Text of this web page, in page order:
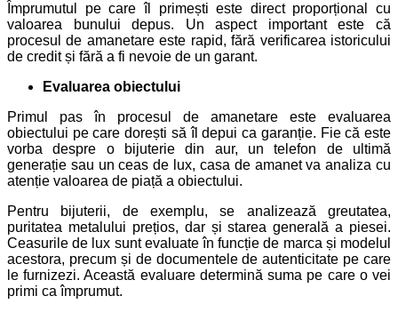
Împrumutul pe care îl primești este direct proporțional cu
valoarea bunului depus. Un aspect important este că
procesul de amanetare este rapid, fără verificarea istoricului
de credit și fără a fi nevoie de un garant.
Evaluarea obiectului
Primul pas în procesul de amanetare este evaluarea
obiectului pe care dorești să îl depui ca garanție. Fie că este
vorba despre o bijuterie din aur, un telefon de ultimă
generație sau un ceas de lux, casa de amanet va analiza cu
atenție valoarea de piață a obiectului.
Pentru bijuterii, de exemplu, se analizează greutatea,
puritatea metalului prețios, dar și starea generală a piesei.
Ceasurile de lux sunt evaluate în funcție de marca și modelul
acestora, precum și de documentele de autenticitate pe care
le furnizezi. Această evaluare determină suma pe care o vei
primi ca împrumut.